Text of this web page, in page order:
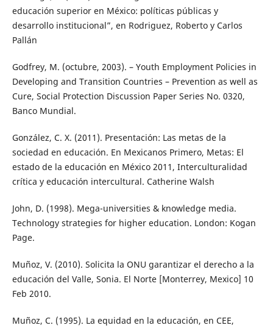
educación superior en México: políticas públicas y
desarrollo institucional”, en Rodriguez, Roberto y Carlos
Pallán
Godfrey, M. (octubre, 2003). – Youth Employment Policies in
Developing and Transition Countries – Prevention as well as
Cure, Social Protection Discussion Paper Series No. 0320,
Banco Mundial.
González, C. X. (2011). Presentación: Las metas de la
sociedad en educación. En Mexicanos Primero, Metas: El
estado de la educación en México 2011, Interculturalidad
crítica y educación intercultural. Catherine Walsh
John, D. (1998). Mega-universities & knowledge media.
Technology strategies for higher education. London: Kogan
Page.
Muñoz, V. (2010). Solicita la ONU garantizar el derecho a la
educación del Valle, Sonia. El Norte [Monterrey, Mexico] 10
Feb 2010.
Muñoz, C. (1995). La equidad en la educación, en CEE,